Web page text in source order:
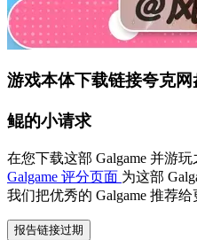
游戏本体下载链接夸克网
鲲的小请求
在您下载这部 Galgame 并游
Galgame 评分页面 为这部
我们把优秀的 Galgame 推荐
报告链接过期